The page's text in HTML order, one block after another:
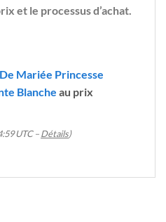
et le processus d’achat.
Mariée Princesse
Blanche au prix
UTC –Détails)